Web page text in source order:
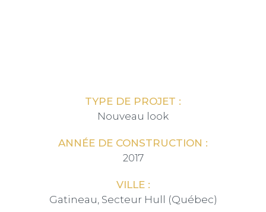
TYPE DE PROJET :
Nouveau look
ANNÉE DE CONSTRUCTION :
2017
VILLE :
Gatineau, Secteur Hull (Québec)